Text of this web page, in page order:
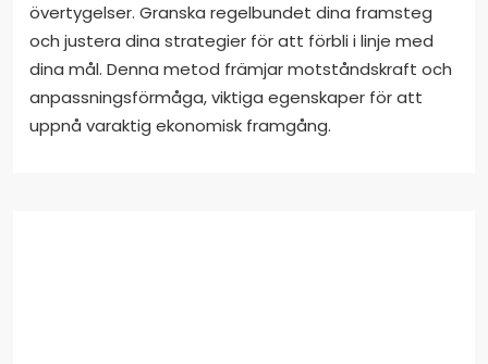
övertygelser. Granska regelbundet dina framsteg
och justera dina strategier för att förbli i linje med
dina mål. Denna metod främjar motståndskraft och
anpassningsförmåga, viktiga egenskaper för att
uppnå varaktig ekonomisk framgång.